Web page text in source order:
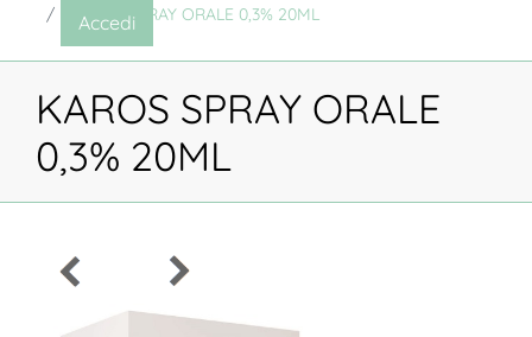
Accedi
KAROS SPRAY ORALE 0,3% 20ML
KAROS SPRAY ORALE
0,3% 20ML